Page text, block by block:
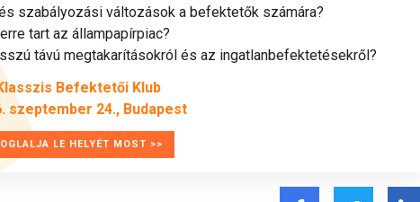
szabályozási változások a befektetők számára?
tart az állampapírpiac?
távú megtakarításokról és az ingatlanbefektetésekről?
Befektetői Klub
szeptember 24., Budapest
LE HELYÉT MOST >>